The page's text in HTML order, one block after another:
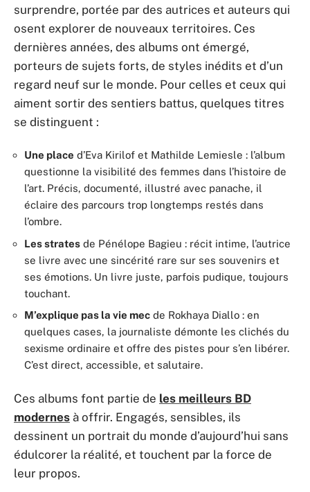
surprendre, portée par des autrices et auteurs qui
osent explorer de nouveaux territoires. Ces
dernières années, des albums ont émergé,
porteurs de sujets forts, de styles inédits et d’un
regard neuf sur le monde. Pour celles et ceux qui
aiment sortir des sentiers battus, quelques titres
se distinguent :
Une place d’Eva Kirilof et Mathilde Lemiesle : l’album
questionne la visibilité des femmes dans l’histoire de
l’art. Précis, documenté, illustré avec panache, il
éclaire des parcours trop longtemps restés dans
l’ombre.
Les strates de Pénélope Bagieu : récit intime, l’autrice
se livre avec une sincérité rare sur ses souvenirs et
ses émotions. Un livre juste, parfois pudique, toujours
touchant.
M’explique pas la vie mec de Rokhaya Diallo : en
quelques cases, la journaliste démonte les clichés du
sexisme ordinaire et offre des pistes pour s’en libérer.
C’est direct, accessible, et salutaire.
Ces albums font partie de les meilleurs BD
modernes à offrir. Engagés, sensibles, ils
dessinent un portrait du monde d’aujourd’hui sans
édulcorer la réalité, et touchent par la force de
leur propos.